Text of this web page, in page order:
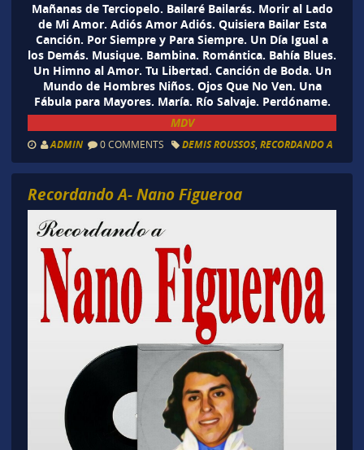
Mañanas de Terciopelo. Bailaré Bailarás. Morir al Lado
de Mi Amor. Adiós Amor Adiós. Quisiera Bailar Esta
Canción. Por Siempre y Para Siempre. Un Día Igual a
los Demás. Musique. Bambina. Romántica. Bahía Blues.
Un Himno al Amor. Tu Libertad. Canción de Boda. Un
Mundo de Hombres Niños. Ojos Que No Ven. Una
Fábula para Mayores. María. Río Salvaje. Perdóname.
MDV
ADMIN 0 COMMENTS DEMIS ROUSSOS, RECORDANDO A
Recordando A- Nano Figueroa